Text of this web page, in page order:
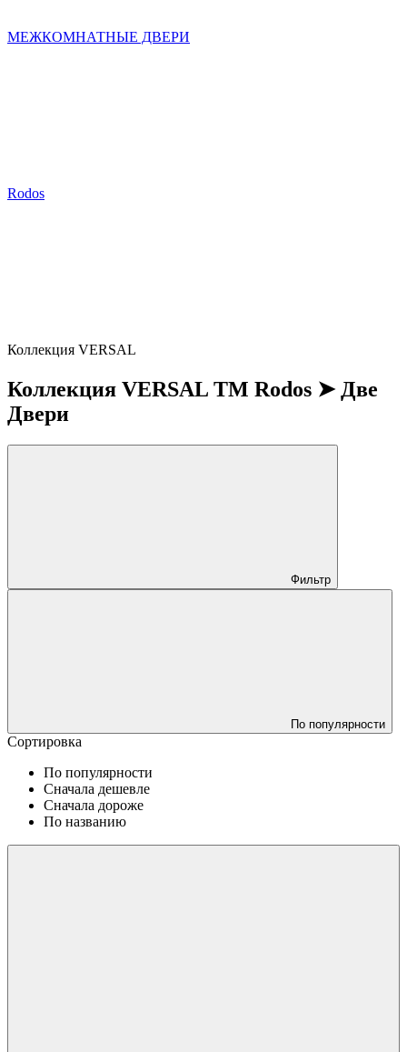
МЕЖКОМНАТНЫЕ ДВЕРИ
Rodos
Коллекция VERSAL
Коллекция VERSAL ТМ Rodos ➤ Две
Двери
Фильтр
По популярности
Сортировка
По популярности
Сначала дешевле
Сначала дороже
По названию